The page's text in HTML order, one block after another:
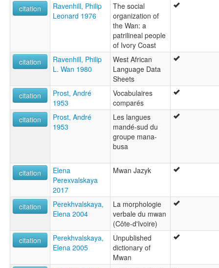
citation
Ravenhill, Philip
Leonard 1976
The social
organization of
the Wan: a
patrilineal people
of Ivory Coast
citation
Ravenhill, Philip
L. Wan 1980
West African
Language Data
Sheets
citation
Prost, André
1953
Vocabulaires
comparés
citation
Prost, André
1953
Les langues
mandé-sud du
groupe mana-
busa
citation
Elena
Perexvalskaya
2017
Mwan Jazyk
citation
Perekhvalskaya,
Elena 2004
La morphologie
verbale du mwan
(Côte-d'Ivoire)
citation
Perekhvalskaya,
Elena 2005
Unpublished
dictionary of
Mwan